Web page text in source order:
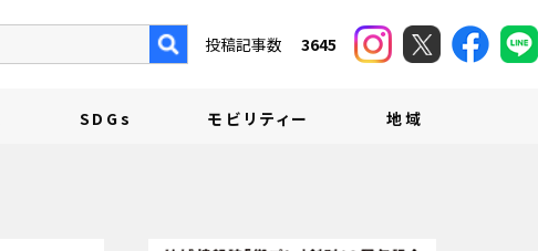
SDGs モビリティー 地域
投稿記事数 3645